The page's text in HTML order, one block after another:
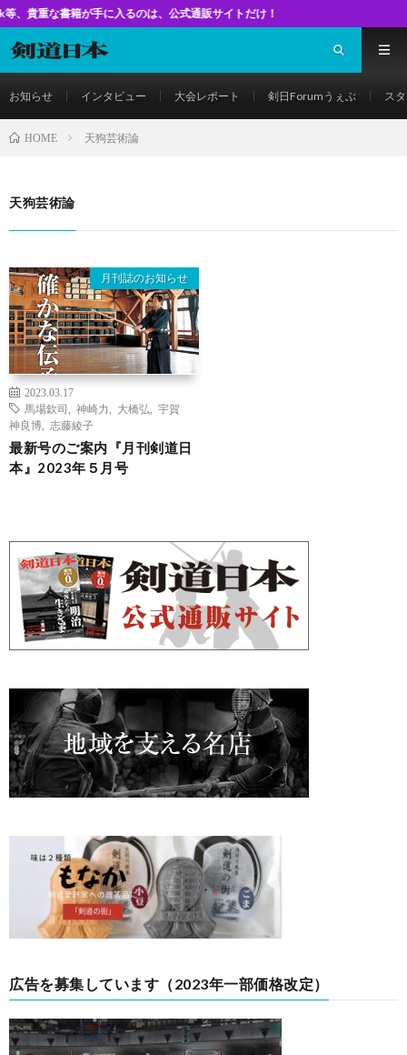
が手に入るのは、公式通販サイトだけ！
お知らせ インタビュー 大会レポート 剣日Forumうぇぶ ス
HOME 天狗芸術論
天狗芸術論
月刊誌のお知らせ
2023.03.17
馬場欽司
神崎力 大橋弘
宇賀
神良博
志藤綾子
最新号のご案内『月刊剣道日
本』2023年５月号
広告を募集しています（2023年一部価格改定）